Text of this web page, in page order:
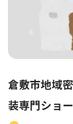
倉敷市地域
装専門ショ